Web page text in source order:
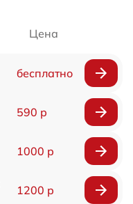
Цена
бесплатно
590 р
1000 р
1200 р